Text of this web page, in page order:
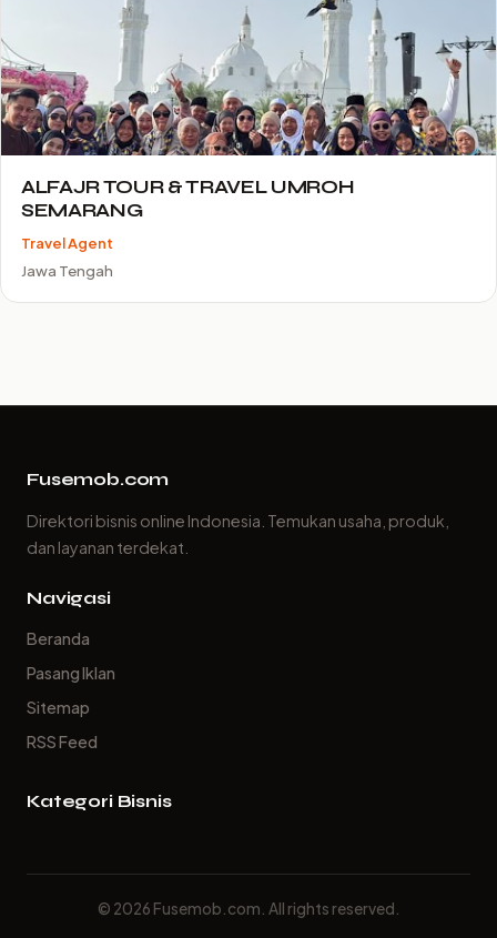
ALFAJR TOUR & TRAVEL UMROH
SEMARANG
Travel Agent
Jawa Tengah
Fusemob.com
Direktori bisnis online Indonesia. Temukan usaha, produk,
dan layanan terdekat.
Navigasi
Beranda
Pasang Iklan
Sitemap
RSS Feed
Kategori Bisnis
© 2026 Fusemob.com. All rights reserved.